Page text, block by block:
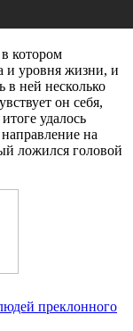
котором
и уровня жизни, и
в ней несколько
он себя,
удалось
на
ложился головой
преклонного